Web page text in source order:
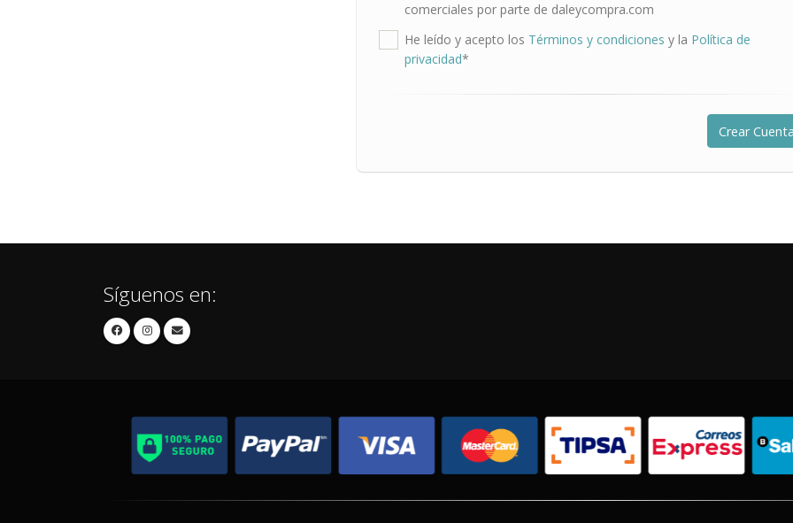
comerciales por parte de daleycompra.com
He leído y acepto los Términos y condiciones y la Política de
privacidad*
Síguenos en: